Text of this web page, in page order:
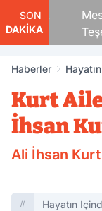
SON
DAKİKA
Haberler
Kurt
İhsan
Ali İhsan
Hayatın